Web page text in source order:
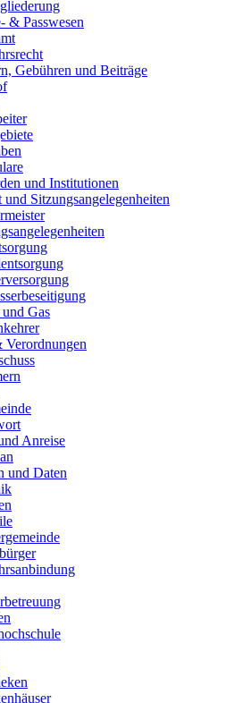
& Passwesen
Gebühren und Beiträge
und Institutionen
und Sitzungsangelegenheiten
Gas
Verordnungen
Anreise
und Daten